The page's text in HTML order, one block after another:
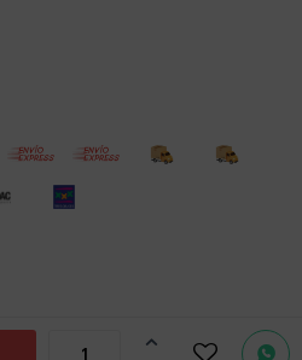

consultas
no dudes